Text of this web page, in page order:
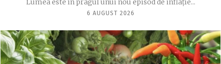
Lumea este în pragul unui nou episod de inflaţie...
6 AUGUST 2026